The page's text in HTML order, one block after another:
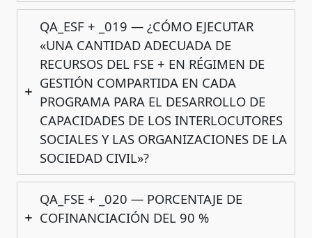
QA_ESF + _019 — ¿CÓMO EJECUTAR
«UNA CANTIDAD ADECUADA DE
RECURSOS DEL FSE + EN RÉGIMEN DE
GESTIÓN COMPARTIDA EN CADA
PROGRAMA PARA EL DESARROLLO DE
CAPACIDADES DE LOS INTERLOCUTORES
SOCIALES Y LAS ORGANIZACIONES DE LA
SOCIEDAD CIVIL»?
QA_FSE + _020 — PORCENTAJE DE
COFINANCIACIÓN DEL 90 %